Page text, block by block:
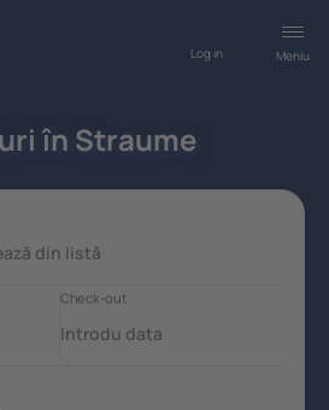
Meniu
Log in
în Straume